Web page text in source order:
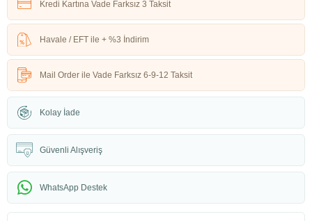
Kredi Kartına Vade Farksız 3 Taksit
Havale / EFT ile + %3 İndirim
Mail Order ile Vade Farksız 6-9-12 Taksit
Kolay İade
Güvenli Alışveriş
WhatsApp Destek